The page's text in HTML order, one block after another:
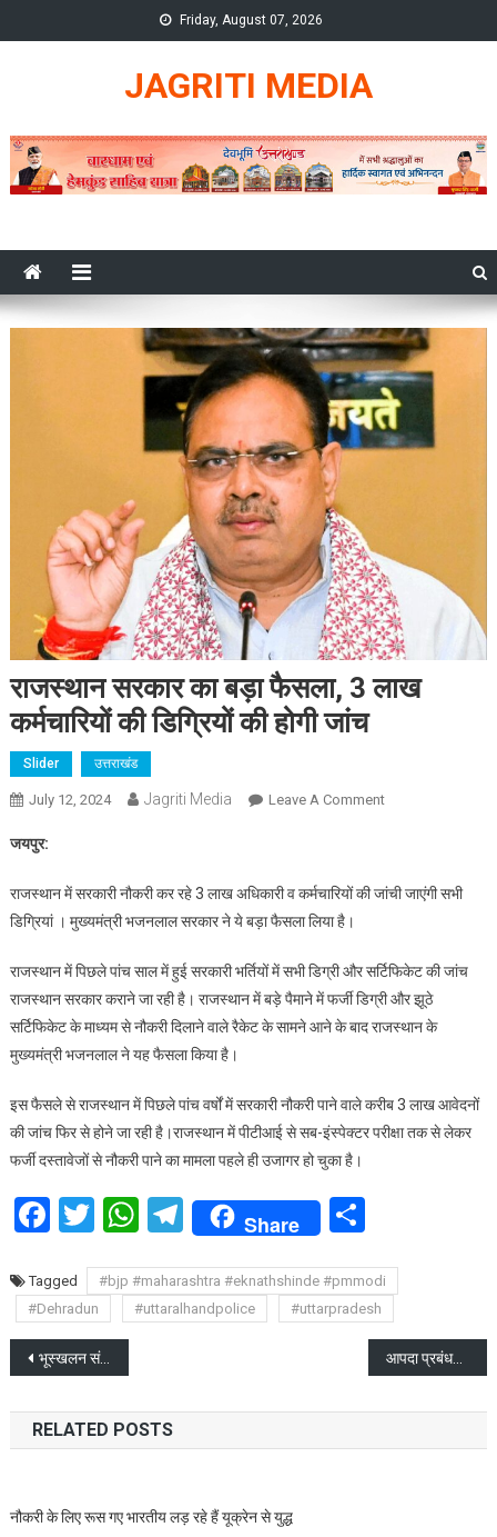
to
Friday, August 07, 2026
JAGRITI MEDIA
राजस्थान सरकार का बड़ा फैसला, 3 लाख
कर्मचारियों की डिग्रियों की होगी जांच
Slider उत्तराखंड
July 12, 2024 Jagriti Media Leave A CommentOn
बड़ा
लाख
कर्मचारियों
की
होगी
जांच
जयपुर:
राजस्थान में सरकारी नौकरी कर रहे 3 लाख अधिकारी व कर्मचारियों की जांची जाएंगी सभी
डिग्रियां । मुख्यमंत्री भजनलाल सरकार ने ये बड़ा फैसला लिया है।
राजस्थान में पिछले पांच साल में हुई सरकारी भर्तियों में सभी डिग्री और सर्टिफिकेट की जांच
राजस्थान सरकार कराने जा रही है। राजस्थान में बड़े पैमाने में फर्जी डिग्री और झूठे
सर्टिफिकेट के माध्यम से नौकरी दिलाने वाले रैकेट के सामने आने के बाद राजस्थान के
मुख्यमंत्री भजनलाल ने यह फैसला किया है।
इस फैसले से राजस्थान में पिछले पांच वर्षों में सरकारी नौकरी पाने वाले करीब 3 लाख आवेदनों
की जांच फिर से होने जा रही है।राजस्थान में पीटीआई से सब-इंस्पेक्टर परीक्षा तक से लेकर
फर्जी दस्तावेजों से नौकरी पाने का मामला पहले ही उजागर हो चुका है।
Facebook
Twitter
WhatsApp
Telegram
Share Share
Tagged
#bjp #maharashtra #eknathshinde #pmmodi
#Dehradun
#uttaralhandpolice #uttarpradesh
Post
navigation
भूस्खलन संभावित क्षेत्रों की नियमित मॉनिटरिंग करें अधिकारी आपदा प्रबंधन सचिव सख्त, आपदा की गलत सूचना पर मुकदमा दर्ज
RELATED POSTS
नौकरी के लिए रूस गए भारतीय लड़ रहे हैं यूक्रेन से युद्ध